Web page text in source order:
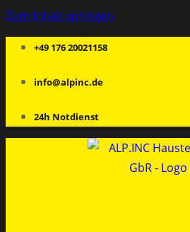
Zum Inhalt springen
+49 176 20021158
info@alpinc.de
24h Notdienst